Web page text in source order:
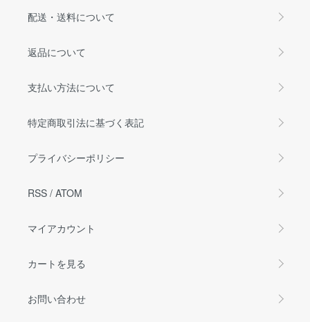
配送・送料について
返品について
支払い方法について
特定商取引法に基づく表記
プライバシーポリシー
RSS / ATOM
マイアカウント
カートを見る
お問い合わせ